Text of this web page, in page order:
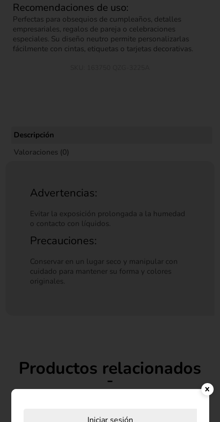
Recomendaciones de uso:
Perfectas para obsequios de cumpleaños, detalles
empresariales, regalos de pareja o celebraciones
especiales. Su diseño neutro permite personalizarlas
fácilmente con cintas, etiquetas o tarjetas decorativas.
Descripción
Valoraciones (0)
Advertencias:
Evitar la exposición prolongada a la humedad
o contacto con líquidos.
Precauciones:
Conservar en un lugar seco y manipular con
cuidado para mantener su forma y colores
originales.
Productos relacionados